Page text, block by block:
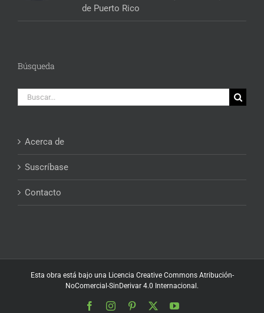
de Puerto Rico
Búsqueda
Buscar:
Acerca de
Suscríbase
Contacto
Esta obra está bajo una Licencia Creative Commons Atribución-
NoComercial-SinDerivar 4.0 Internacional .
FacebookInstagramPinterest YouTube